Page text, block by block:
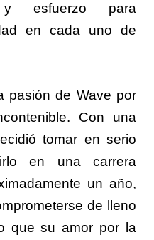
y esfuerzo para
en cada uno de
pasión de Wave por
Con una
tomar en serio
en una carrera
un año,
de lleno
que su amor por la